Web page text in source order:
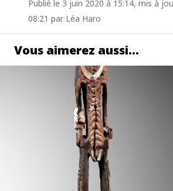
Publié le 3 juin 2020 à 15:14, mis à
08:21 par Léa Haro
Vous aimerez aussi…